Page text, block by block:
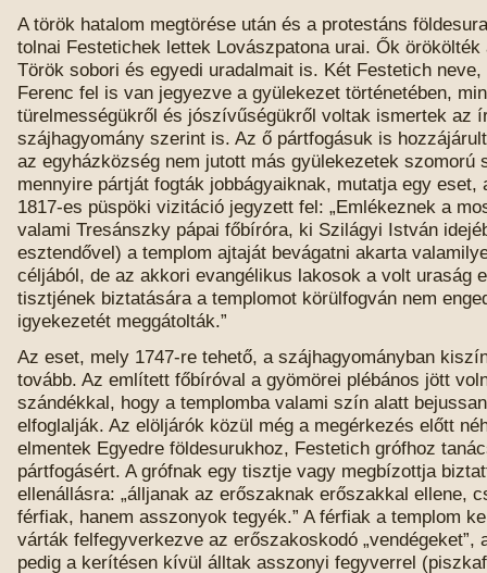
A török hatalom megtörése után és a protestáns
tolnai Festetichek lettek Lovászpatona urai. Ők örökölték
Török sobori és egyedi uradalmait is. Két Festetich
Ferenc fel is van jegyezve a gyülekezet történetében,
türelmességükről és jószívűségükről voltak ismertek az
szájhagyomány szerint is. Az ő pártfogásuk is
az egyházközség nem jutott más gyülekezetek szomorú
mennyire pártját fogták jobbágyaiknak, mutatja egy eset,
1817-es püspöki vizitáció jegyzett fel: „Emlékeznek a
valami Tresánszky pápai főbíróra, ki Szilágyi István
esztendővel) a templom ajtaját bevágatni akarta
céljából, de az akkori evangélikus lakosok a volt uraság
tisztjének biztatására a templomot körülfogván nem
igyekezetét meggátolták.”
Az eset, mely 1747-re tehető, a szájhagyományban
tovább. Az említett főbíróval a gyömörei plébános jött
szándékkal, hogy a templomba valami szín alatt
elfoglalják. Az elöljárók közül még a megérkezés előtt
elmentek Egyedre földesurukhoz, Festetich grófhoz
pártfogásért. A grófnak egy tisztje vagy megbízottja
ellenállásra: „álljanak az erőszaknak erőszakkal ellene,
férfiak, hanem asszonyok tegyék.” A férfiak a templom
várták felfegyverkezve az erőszakoskodó „vendégeket”,
pedig a kerítésen kívül álltak asszonyi fegyverrel